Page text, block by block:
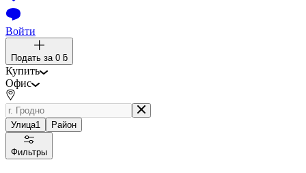
Войти
Подать за 0 ƃ
Купить
Офис
Улица1 Район
Фильтры